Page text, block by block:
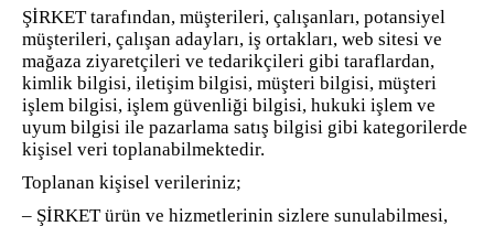
ŞİRKET tarafından, müşterileri, çalışanları, potansiyel
müşterileri, çalışan adayları, iş ortakları, web sitesi ve
mağaza ziyaretçileri ve tedarikçileri gibi taraflardan,
kimlik bilgisi, iletişim bilgisi, müşteri bilgisi, müşteri
işlem bilgisi, işlem güvenliği bilgisi, hukuki işlem ve
uyum bilgisi ile pazarlama satış bilgisi gibi kategorilerde
kişisel veri toplanabilmektedir.
Toplanan kişisel verileriniz;
– ŞİRKET ürün ve hizmetlerinin sizlere sunulabilmesi,